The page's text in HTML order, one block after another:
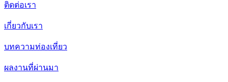
ติดต่อเรา
เกี่ยวกับเรา
บทความท่องเที่ยว
ผลงานที่ผ่านมา